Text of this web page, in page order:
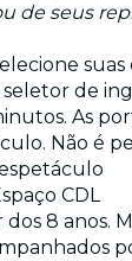
de seus
de
As
Não é
CDL
8 anos.